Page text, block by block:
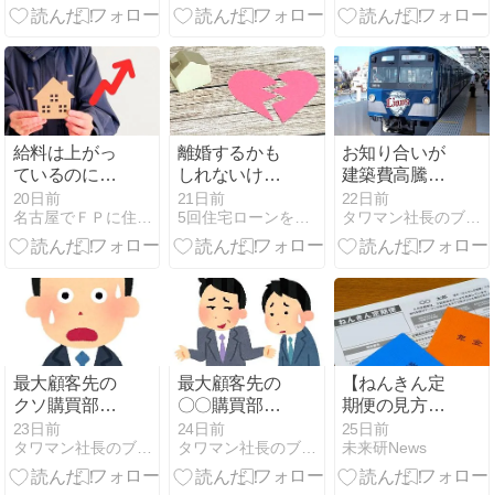
逃さないた
識
ていました
職金によって
は対象外にな
ることもある
のでしょう
か？ 要件を教
えてくださ
い！
給料は上がっ
ているのに、
なぜ「家が買
いにくく」な
っているの？
20日前
離婚するかも
しれないけど
家を買う？
21日前
お知り合いが
建築費高騰中
の新築マンシ
ョンに引っ越
しされます！
22日前
タワマン社長のブログ｜タワブロ見てね！随時更新中！
最大顧客先の
クソ購買部長
様とのクソな
約束を守るべ
く…②
23日前
最大顧客先の
〇〇購買部長
様との〇〇な
約束を守るべ
く…①
24日前
【ねんきん定
期便の見方】
将来もらえる
年金額はいく
ら？確認方法
25日前
未来研News